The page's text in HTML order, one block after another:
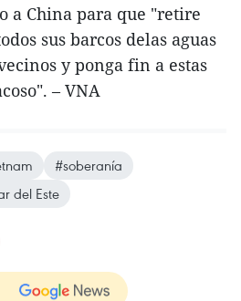
a China para que "retire
sus barcos delas aguas
y ponga fin a estas
– VNA
#soberanía
del Este